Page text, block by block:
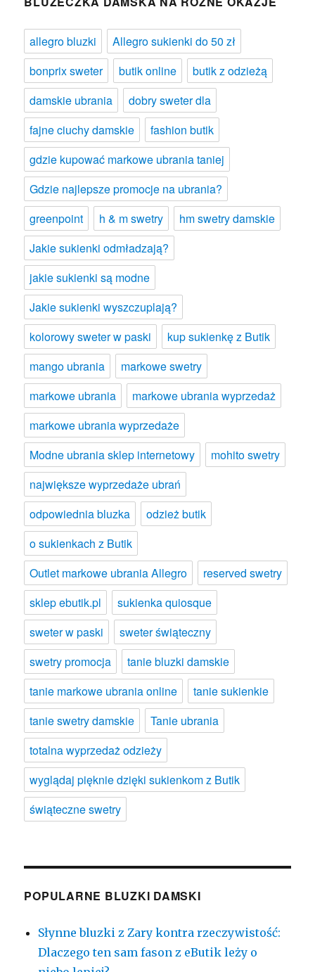
allegro bluzki
Allegro sukienki do 50 zł
bonprix sweter
butik online
butik z odzieżą
damskie ubrania
dobry sweter dla
fajne ciuchy damskie
fashion butik
gdzie kupować markowe ubrania taniej
Gdzie najlepsze promocje na ubrania?
greenpoint
h & m swetry
hm swetry damskie
Jakie sukienki odmładzają?
jakie sukienki są modne
Jakie sukienki wyszczuplają?
kolorowy sweter w paski
kup sukienkę z Butik
mango ubrania
markowe swetry
markowe ubrania
markowe ubrania wyprzedaż
markowe ubrania wyprzedaże
Modne ubrania sklep internetowy
mohito swetry
największe wyprzedaże ubrań
odpowiednia bluzka
odzież butik
o sukienkach z Butik
Outlet markowe ubrania Allegro
reserved swetry
sklep ebutik.pl
sukienka quiosque
sweter w paski
sweter świąteczny
swetry promocja
tanie bluzki damskie
tanie markowe ubrania online
tanie sukienkie
tanie swetry damskie
Tanie ubrania
totalna wyprzedaż odzieży
wyglądaj pięknie dzięki sukienkom z Butik
świąteczne swetry
POPULARNE BLUZKI DAMSKI
Słynne bluzki z Zary kontra rzeczywistość:
Dlaczego ten sam fason z eButik leży o